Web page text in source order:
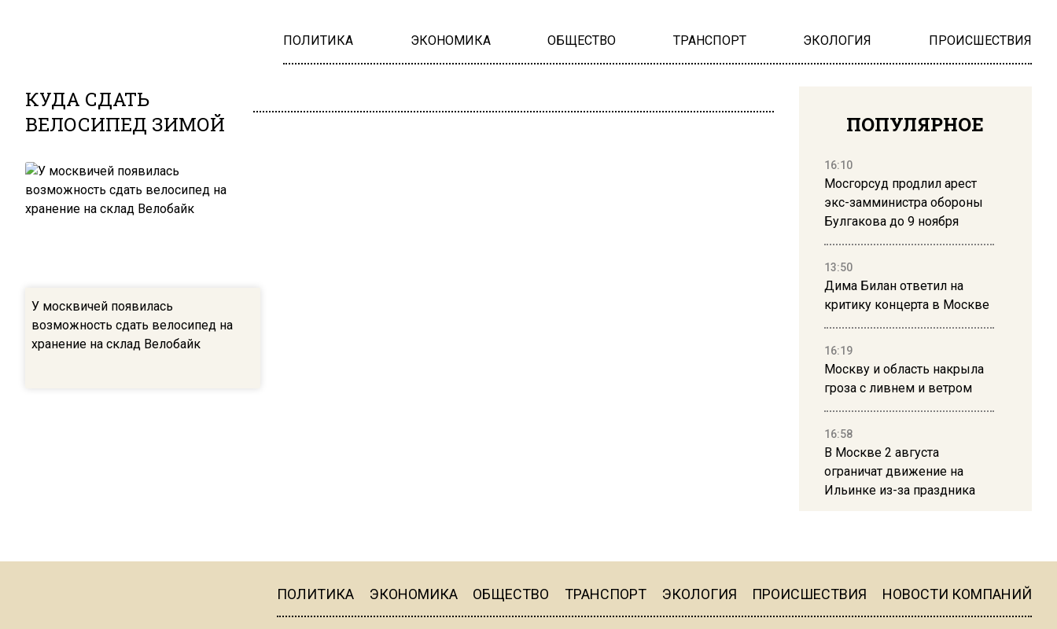
ПОЛИТИКА ЭКОНОМИКА ОБЩЕСТВО ТРАНСПОРТ ЭКОЛОГИЯ ПРОИСШЕСТВИЯ
КУДА СДАТЬ
ВЕЛОСИПЕД ЗИМОЙ
У москвичей появилась
возможность сдать велосипед на
хранение на склад Велобайк
ПОПУЛЯРНОЕ
16:10
Мосгорсуд продлил арест
экс-замминистра обороны
Булгакова до 9 ноября
13:50
Дима Билан ответил на
критику концерта в Москве
16:19
Москву и область накрыла
гроза с ливнем и ветром
16:58
В Москве 2 августа
ограничат движение на
Ильинке из-за праздника
Telegram после обвинений
ПОЛИТИКА ЭКОНОМИКА ОБЩЕСТВО ТРАНСПОРТ ЭКОЛОГИЯ ПРОИСШЕСТВИЯ НОВОСТИ КОМПАНИЙ